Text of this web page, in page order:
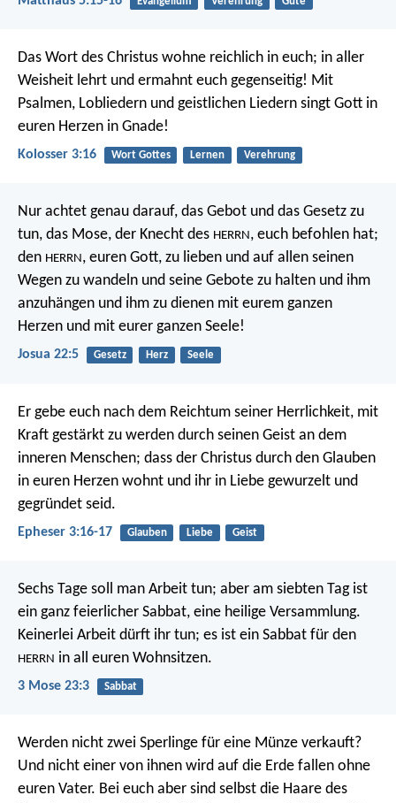
Das Wort des Christus wohne reichlich in euch; in aller
Weisheit lehrt und ermahnt euch gegenseitig! Mit
Psalmen, Lobliedern und geistlichen Liedern singt Gott in
euren Herzen in Gnade!
Kolosser 3:16 Wort Gottes Lernen Verehrung
Nur achtet genau darauf, das Gebot und das Gesetz zu
tun, das Mose, der Knecht des HERRN, euch befohlen hat;
den HERRN, euren Gott, zu lieben und auf allen seinen
Wegen zu wandeln und seine Gebote zu halten und ihm
anzuhängen und ihm zu dienen mit eurem ganzen
Herzen und mit eurer ganzen Seele!
Josua 22:5 Gesetz Herz Seele
Er gebe euch nach dem Reichtum seiner Herrlichkeit, mit
Kraft gestärkt zu werden durch seinen Geist an dem
inneren Menschen; dass der Christus durch den Glauben
in euren Herzen wohnt und ihr in Liebe gewurzelt und
gegründet seid.
Epheser 3:16-17 Glauben Liebe Geist
Sechs Tage soll man Arbeit tun; aber am siebten Tag ist
ein ganz feierlicher Sabbat, eine heilige Versammlung.
Keinerlei Arbeit dürft ihr tun; es ist ein Sabbat für den
HERRN in all euren Wohnsitzen.
3 Mose 23:3 Sabbat
Werden nicht zwei Sperlinge für eine Münze verkauft?
Und nicht einer von ihnen wird auf die Erde fallen ohne
euren Vater. Bei euch aber sind selbst die Haare des